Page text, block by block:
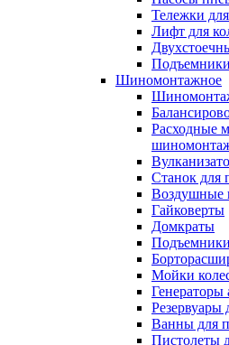
Тележки
Лифт для
Шиномонтажное
Расходные
Станок для
Воздушные
Гайковерты
Домкраты
Мойки
Генераторы
Резервуары
Ванны для
Пистолеты